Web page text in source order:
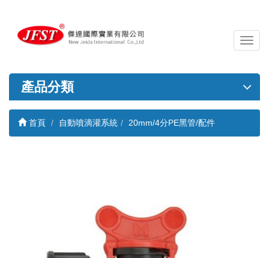
導
覽
關
產品分類
首頁 自動噴滴灌系統 20mm/4分PE黑管/配件